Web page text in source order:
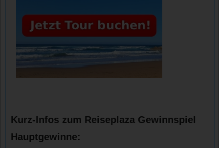
Kurz-Infos zum Reiseplaza Gewinnspiel
Hauptgewinne: